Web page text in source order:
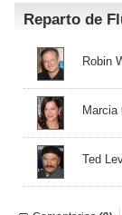
Reparto de
Robin
Marcia
Ted